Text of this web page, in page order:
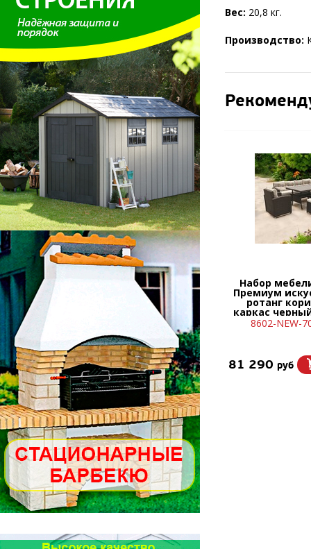
Вес: 20,8 кг.
Производство:
Набор
Премиум
ротанг
каркас
8602-NEW-
81 290 руб